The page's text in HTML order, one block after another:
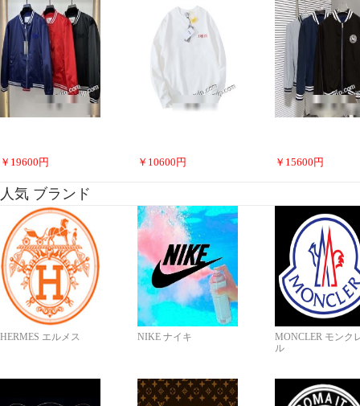
￥ 19600 円 ￥ 10600 円 ￥ 15600 円
人気 ブランド
HERMES エルメス NIKE ナイキ
MONCLER モンク
ル